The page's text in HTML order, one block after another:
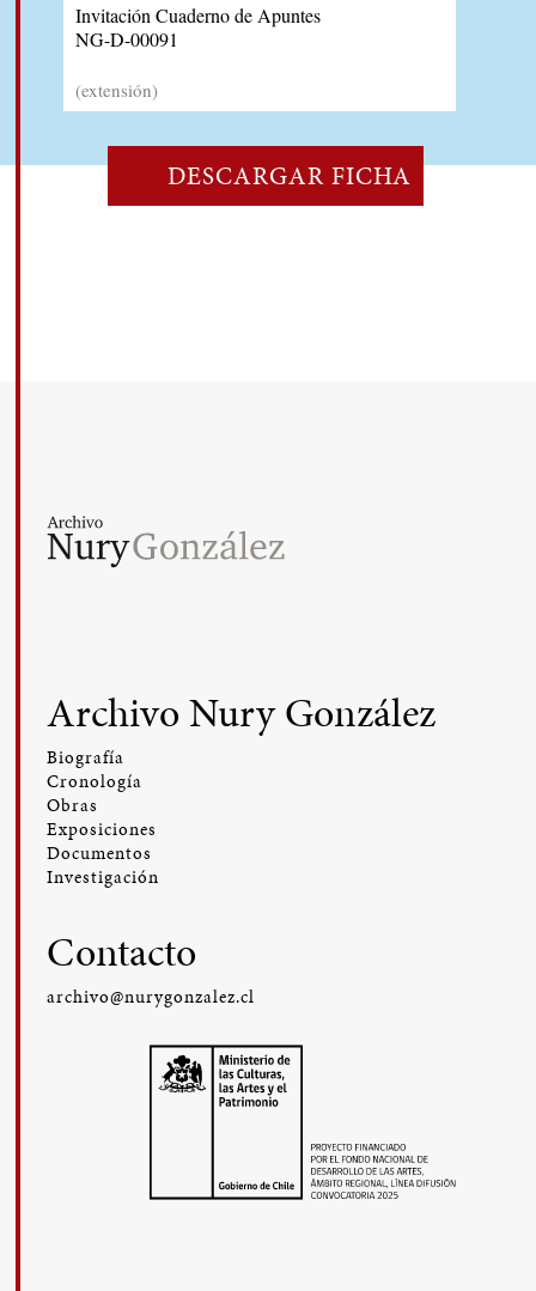
DESCARGAR FICHA
Invitación Cuaderno de Apuntes
NG-D-00091
(extensión)
Archivo Nury González
Biografía
Cronología
Obras
Exposiciones
Documentos
Investigación
Contacto
archivo@nurygonzalez.cl